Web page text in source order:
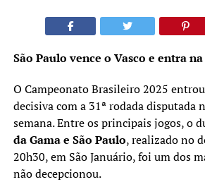
São Paulo vence o Vasco e entra
O Campeonato Brasileiro 2025
decisiva com a 31ª rodada disputada
semana. Entre os principais jogos, o
da Gama e São Paulo, realizado no
20h30, em São Januário, foi um dos
não decepcionou.